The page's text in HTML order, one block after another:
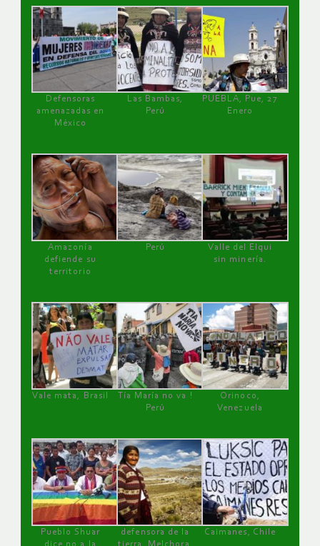
Defensoras
amenazadas en
México
Las Bambas,
Perú
PUEBLA, Pue, 27
Enero
Amazonía
defiende su
territorio
Perú
Valle del Elqui
sin minería.
Vale mata, Brasil
Tía María no va !
Perú
Orinoco,
Venezuela
Pueblo Shuar
dice no a la
defensora de la
tierra, Melchora,
Caimanes, Chile